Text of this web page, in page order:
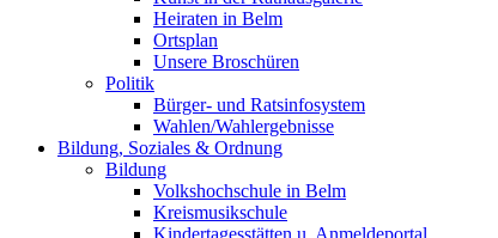
Heiraten in Belm
Ortsplan
Unsere Broschüren
Politik
Bürger- und Ratsinfosystem
Wahlen/Wahlergebnisse
Bildung, Soziales & Ordnung
Bildung
Volkshochschule in Belm
Kreismusikschule
Kindertagesstätten u. Anmeldeportal